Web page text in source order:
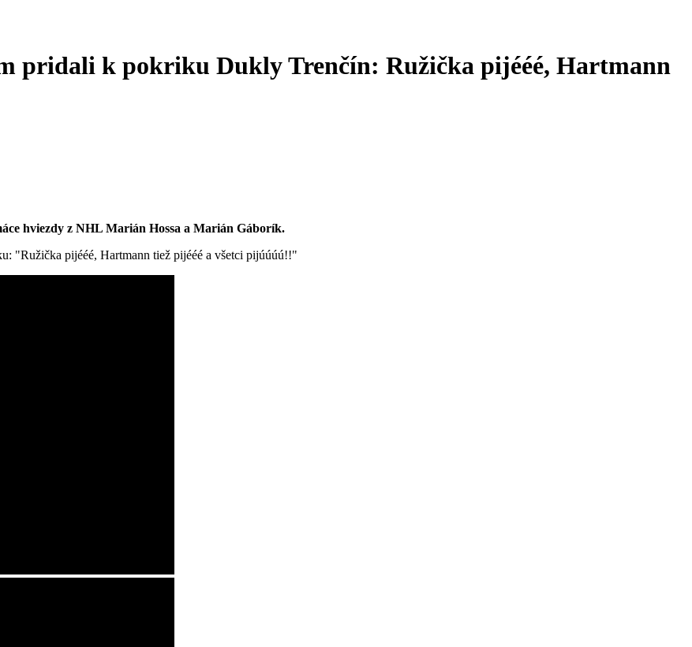
pridali k pokriku Dukly Trenčín: Ružička pijééé, Hartmann
hviezdy z NHL Marián Hossa a Marián Gáborík.
"Ružička pijééé, Hartmann tiež pijééé a všetci pijúúúú!!"